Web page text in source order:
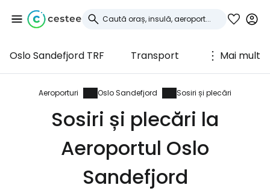
Oslo Sandefjord TRF Transport Mai mult
Aeroporturi Oslo Sandefjord Sosiri și plecări
Sosiri și plecări la
Aeroportul Oslo
Sandefjord
Conectați-vă la
Cestee
... comunitatea mondială a călătorilor
Continuați cu Google